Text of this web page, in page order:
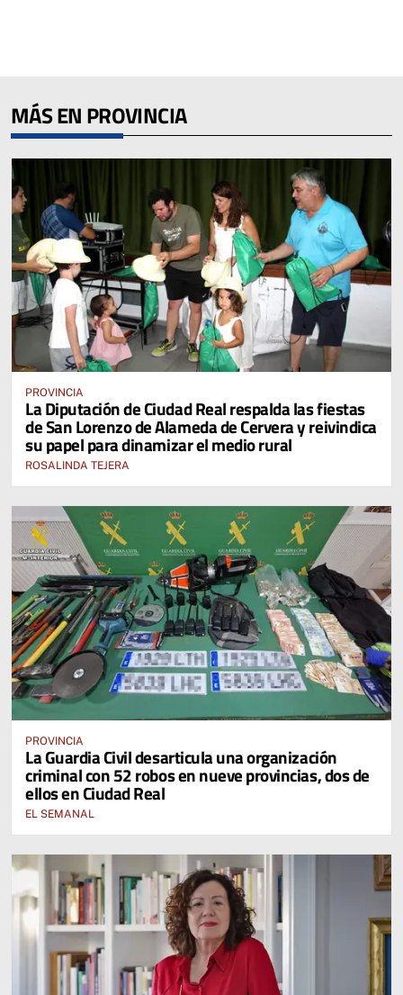
MÁS EN PROVINCIA
PROVINCIA
La Diputación de Ciudad Real respalda las fiestas
de San Lorenzo de Alameda de Cervera y reivindica
su papel para dinamizar el medio rural
ROSALINDA TEJERA
PROVINCIA
La Guardia Civil desarticula una organización
criminal con 52 robos en nueve provincias, dos de
ellos en Ciudad Real
EL SEMANAL